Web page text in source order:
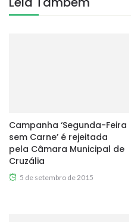
Campanha ‘Segunda-Feira
sem Carne’ é rejeitada
pela Câmara Municipal de
Cruzália
5 de setembro de 2015